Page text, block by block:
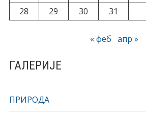
28
29 30 31
« феб апр »
ГАЛЕРИЈЕ
ПРИРОДА